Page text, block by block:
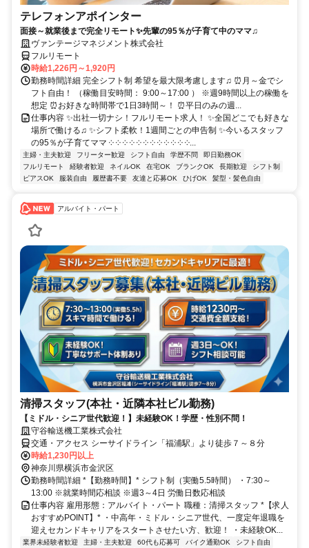
テレフォンアポインター
面接～就業後まで完全リモート✨先輩の95％が子育て中のママ♫
ヴァンテージマネジメント株式会社
フルリモート
時給1,226円～1,920円
勤務時間詳細 完全シフト制 希望を最大限考慮します♫ ⏰月～金でシ
フト自由！ （稼働目安時間： 9:00～17:00 ） ※週9時間以上の稼働を
想定 ⏰お好きな時間帯で1日3時間～！ ⏰平日のみの週...
仕事内容 ✨出社一切ナシ！フルリモート求人！ ✨全国どこでも好きな
場所で働ける♫ ✨シフト柔軟！1週間ごとの申告制 ✨今いるスタッフ
の95％が子育てママ ༶ ༶ ༶ ༶ ༶ ༶ ༶ ༶ ༶ ༶ ༶ ༶...
主婦・主夫歓迎 フリーター歓迎 シフト自由 学歴不問
即日勤務OK
フルリモート
経験者歓迎 ネイルOK 在宅OK ブランクOK 長期歓迎
シフト制
ピアスOK
服装自由 履歴書不要 友達と応募OK ひげOK 髪型・髪色自由
アルバイト・パート
清掃スタッフ(本社・近隣本社ビル勤務)
【ミドル・シニア世代歓迎！】未経験OK！学歴・性別不問！
守谷輸送機工業株式会社
交通・アクセス シーサイドライン「福浦駅」より徒歩７～８分
時給1,230円以上
神奈川県横浜市金沢区
勤務時間詳細 *【勤務時間】* シフト制（実働5.5時間） ・7:30～
13:00 ※就業時間応相談 ※週3～4日 労働日数応相談
仕事内容 雇用形態：アルバイト・パート 職種：清掃スタッフ *【求人
おすすめPOINT】* ・中高年・ミドル・シニア世代、一度定年退職を
迎えセカンドキャリアをスタートさせたい方、歓迎！ ・未経験OK...
業界未経験者歓迎 主婦・主夫歓迎 60代も応募可 バイク通勤OK
シフト自由